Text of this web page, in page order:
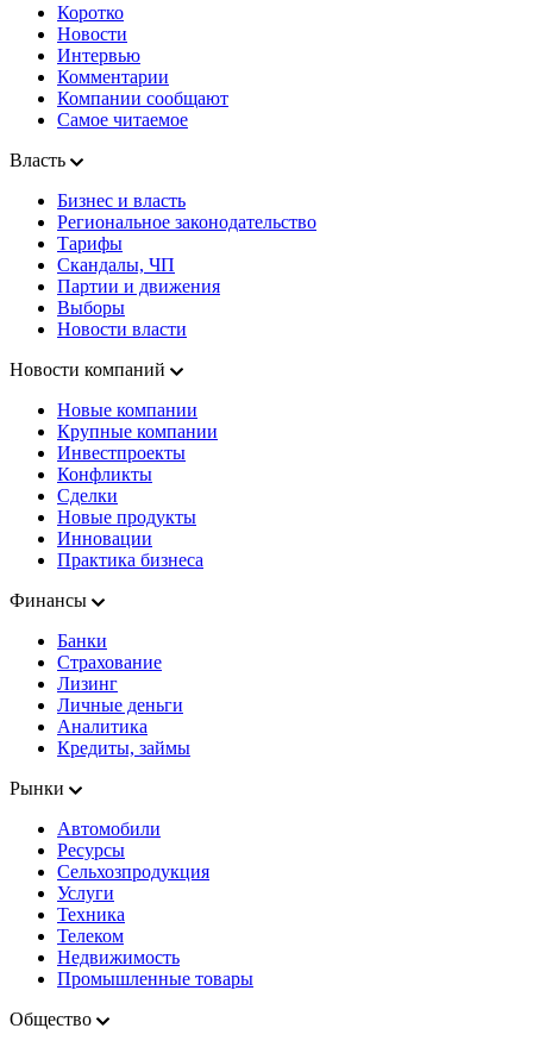
Коротко
Новости
Интервью
Комментарии
Компании сообщают
Самое читаемое
Власть
Бизнес и власть
Региональное законодательство
Тарифы
Скандалы, ЧП
Партии и движения
Выборы
Новости власти
Новости компаний
Новые компании
Крупные компании
Инвестпроекты
Конфликты
Сделки
Новые продукты
Инновации
Практика бизнеса
Финансы
Банки
Страхование
Лизинг
Личные деньги
Аналитика
Кредиты, займы
Рынки
Автомобили
Ресурсы
Сельхозпродукция
Услуги
Техника
Телеком
Недвижимость
Промышленные товары
Общество